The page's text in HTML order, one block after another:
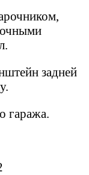
задней
гаража.